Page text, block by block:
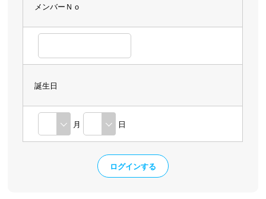
メンバーＮｏ
誕生日
月 日